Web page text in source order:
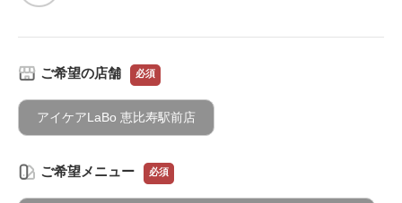
ご希望の店舗 必須
アイケアLaBo 恵比寿駅前店
ご希望メニュー 必須